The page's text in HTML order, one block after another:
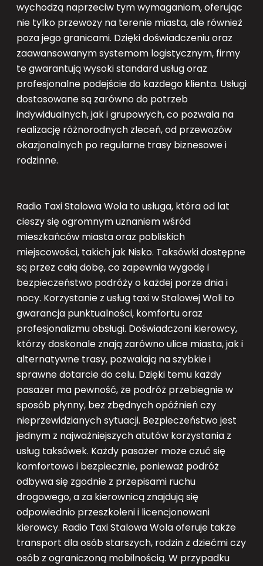
wychodzą naprzeciw tym wymaganiom, oferując
nie tylko przewozy na terenie miasta, ale również
poza jego granicami. Dzięki doświadczeniu oraz
zaawansowanym systemom logistycznym, firmy
te gwarantują wysoki standard usług oraz
profesjonalne podejście do każdego klienta. Usługi
dostosowane są zarówno do potrzeb
indywidualnych, jak i grupowych, co pozwala na
realizację różnorodnych zleceń, od przewozów
okazjonalnych po regularne trasy biznesowe i
rodzinne.
Radio Taxi Stalowa Wola to usługa, która od lat
cieszy się ogromnym uznaniem wśród
mieszkańców miasta oraz pobliskich
miejscowości, takich jak Nisko. Taksówki dostępne
są przez całą dobę, co zapewnia wygodę i
bezpieczeństwo podróży o każdej porze dnia i
nocy. Korzystanie z usług taxi w Stalowej Woli to
gwarancja punktualności, komfortu oraz
profesjonalizmu obsługi. Doświadczoni kierowcy,
którzy doskonale znają zarówno ulice miasta, jak i
alternatywne trasy, pozwalają na szybkie i
sprawne dotarcie do celu. Dzięki temu każdy
pasażer ma pewność, że podróż przebiegnie w
sposób płynny, bez zbędnych opóźnień czy
nieprzewidzianych sytuacji. Bezpieczeństwo jest
jednym z najważniejszych atutów korzystania z
usług taksówek. Każdy pasażer może czuć się
komfortowo i bezpiecznie, ponieważ podróż
odbywa się zgodnie z przepisami ruchu
drogowego, a za kierownicą znajdują się
odpowiednio przeszkoleni i licencjonowani
kierowcy. Radio Taxi Stalowa Wola oferuje także
transport dla osób starszych, rodzin z dziećmi czy
osób z ograniczoną mobilnością. W przypadku